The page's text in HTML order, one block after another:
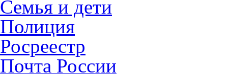
Семья и дети
Полиция
Росреестр
Почта России